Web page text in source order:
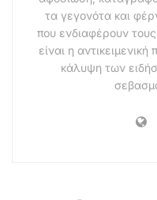
τα γεγονότα και
που ενδιαφέρουν
είναι η
κάλυψη των